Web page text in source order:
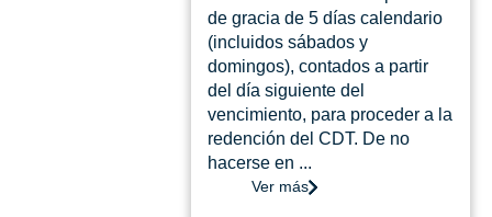
de gracia de 5 días calendario
(incluidos sábados y
domingos), contados a partir
del día siguiente del
vencimiento, para proceder a la
redención del CDT. De no
hacerse en ...
Ver más